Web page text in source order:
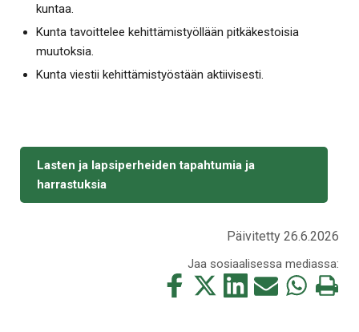
kuntaa.
Kunta tavoittelee kehittämistyöllään pitkäkestoisia
muutoksia.
Kunta viestii kehittämistyöstään aktiivisesti.
Lasten ja lapsiperheiden tapahtumia ja
harrastuksia
Päivitetty 26.6.2026
Jaa sosiaalisessa mediassa:
Jaa
tämä
Jaa
Jaa
tämä
Jaa
Jaa
Tulosta